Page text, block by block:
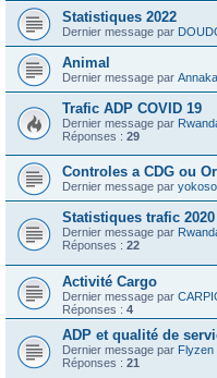
Statistiques 2022
Dernier message par
Animal
Dernier message par Annaka
Trafic ADP COVID 19
Dernier message par
Réponses : 29
Controles a CDG ou
Dernier message par yokoso
Statistiques trafic 2020
Dernier message par
Réponses : 22
Activité Cargo
Dernier message par
Réponses : 4
ADP et qualité de
Dernier message par Flyzen
Réponses : 21